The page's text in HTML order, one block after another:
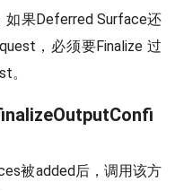
如果Deferred Surface还
，必须要Finalize 过
。
被added后，调用该方